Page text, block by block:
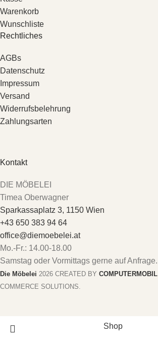
Warenkorb
Wunschliste
Rechtliches
AGBs
Datenschutz
Impressum
Versand
Widerrufsbelehrung
Zahlungsarten
Kontakt
DIE MÖBELEI
Timea Oberwagner
Sparkassaplatz 3, 1150 Wien
+43 650 383 94 64
office@diemoebelei.at
Mo.-Fr.: 14.00-18.00
Samstag oder Vormittags gerne auf Anfrage.
Die Möbelei 2026 CREATED BY COMPUTERMOBIL
COMMERCE SOLUTIONS.
Shop